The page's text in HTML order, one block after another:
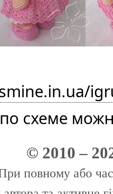
схеме
© 2010 –
повному або